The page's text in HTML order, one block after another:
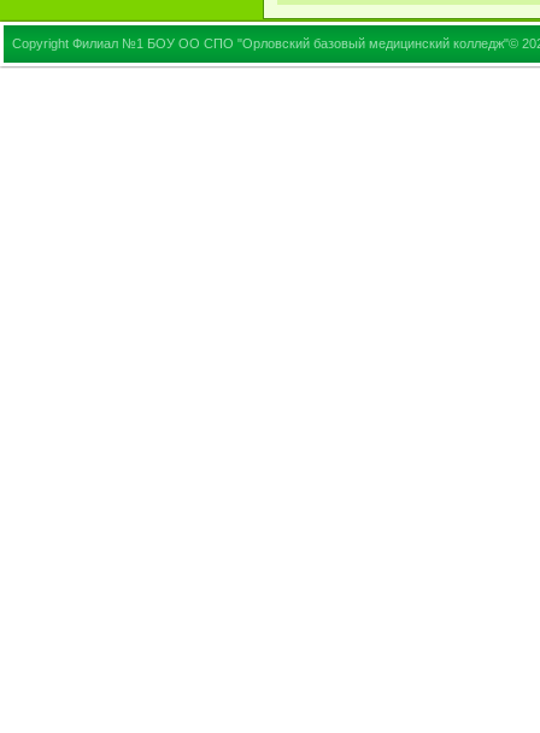
Copyright Филиал №1 БОУ ОО СПО "Орловский базовый медицинский колледж"©